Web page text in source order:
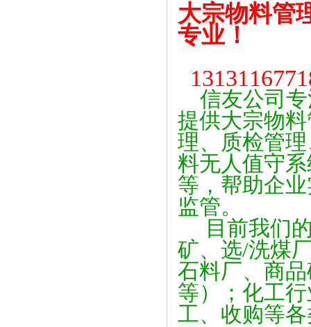
大宗物料管
专业！
信友公司
提供大宗物
理、质检管
料无人值守
等，帮助企
监管。
目前我们的
矿、选/洗煤
石料厂、商
等）；化工
工、收购等